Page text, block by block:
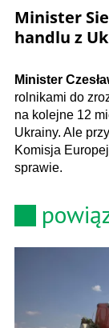
Minister
handlu z
Minister
rolnikami do
na kolejne 12
Ukrainy. Ale
Komisja
sprawie.